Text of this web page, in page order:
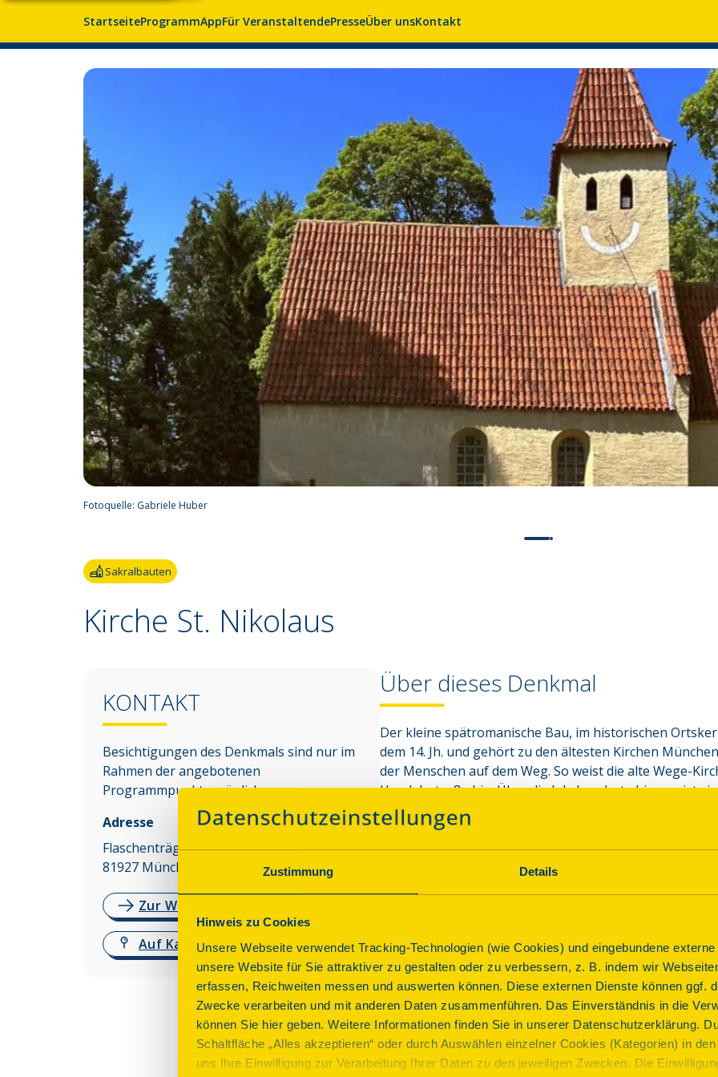
Zustimmung Details
Hinweis zu Cookies
Unsere Webseite verwendet Tracking-Technologien (wie Cookies) und eingebundene
unsere Website für Sie attraktiver zu gestalten oder zu verbessern, z. B. indem wir
erfassen, Reichweiten messen und auswerten können. Diese externen Dienste können ggf.
Zwecke verarbeiten und mit anderen Daten zusammenführen. Das Einverständnis in die
können Sie hier geben. Weitere Informationen finden Sie in unserer Datenschutzerklärung.
Schaltfläche „Alles akzeptieren“ oder durch Auswählen einzelner Cookies (Kategorien) in
uns Ihre Einwilligung zur Verarbeitung Ihrer Daten zu den jeweiligen Zwecken. Die
StartseiteProgrammAppFür VeranstaltendePresseÜber unsKontakt
Fotoquelle: Gabriele Huber
Sakralbauten
Kirche St. Nikolaus
KONTAKT
Besichtigungen des Denkmals sind nur im
Rahmen der angebotenen
Programmpunkte möglich.
Adresse
Flaschenträgerstr. 1
81927 München
Zur Website
Auf Karte anzeigen
Über dieses Denkmal
Der kleine spätromanische Bau, im historischen
dem 14. Jh. und gehört zu den ältesten Kirchen
der Menschen auf dem Weg. So weist die alte Wege-
Handelsstraße hin. Über die Jahrhunderte hinweg ist
altbayerischen Kultur. Die Sonnenuhr auf dem
Denkmal, dem die DSD helfen konnte
Programm
Führung
Nikolauskircherl im Ortskern von